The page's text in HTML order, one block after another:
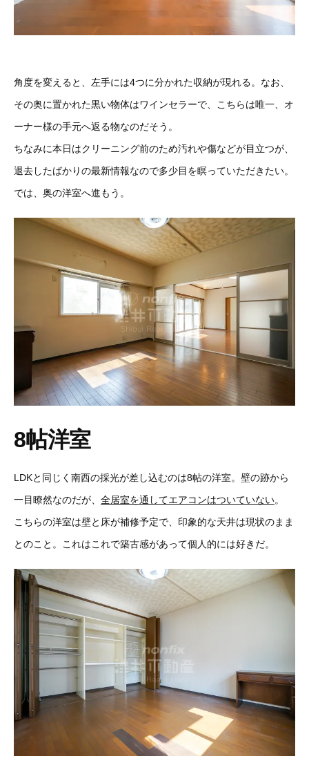
角度を変えると、左手には4つに分かれた収納が現れる。なお、
その奥に置かれた黒い物体はワインセラーで、こちらは唯一、オ
ーナー様の手元へ返る物なのだそう。
ちなみに本日はクリーニング前のため汚れや傷などが目立つが、
退去したばかりの最新情報なので多少目を瞑っていただきたい。
では、奥の洋室へ進もう。
8帖洋室
LDKと同じく南西の採光が差し込むのは8帖の洋室。壁の跡から
一目瞭然なのだが、 全居室を通してエアコンはついていない。
こちらの洋室は壁と床が補修予定で、印象的な天井は現状のまま
とのこと。これはこれで築古感があって個人的には好きだ。